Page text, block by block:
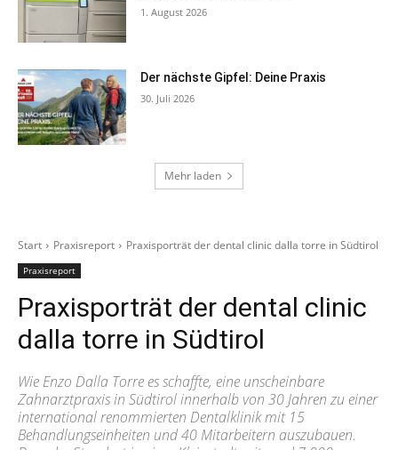
1. August 2026
Der nächste Gipfel: Deine Praxis
30. Juli 2026
Mehr laden